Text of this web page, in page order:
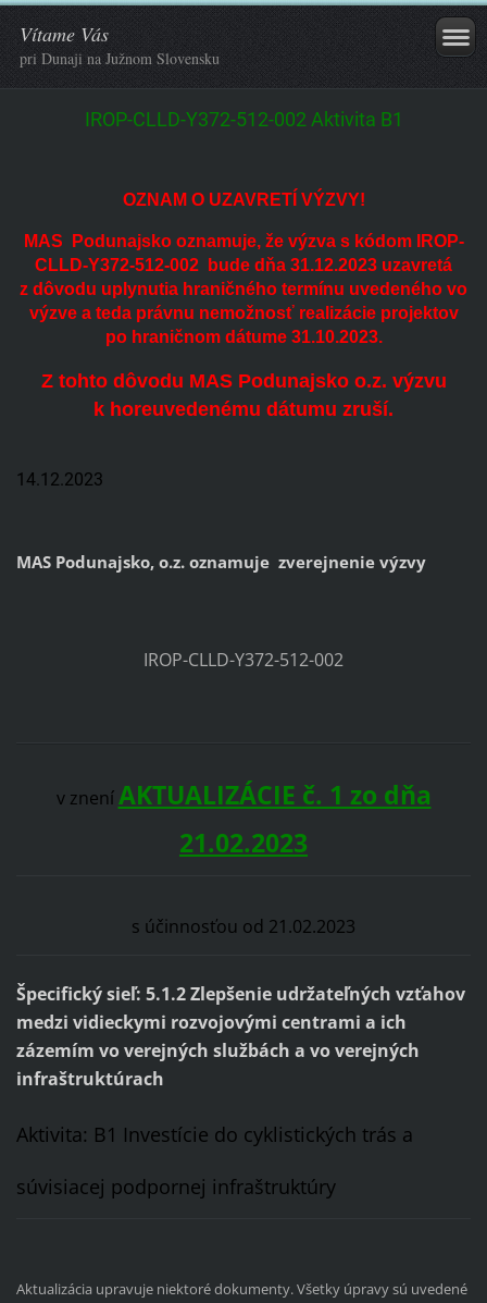
Vítame Vás
pri Dunaji na Južnom Slovensku
IROP-CLLD-Y372-512-002 Aktivita B1
OZNAM O UZAVRETÍ VÝZVY!
MAS Podunajsko oznamuje, že výzva s kódom IROP-
CLLD-Y372-512-002 bude dňa 31.12.2023 uzavretá
z dôvodu uplynutia hraničného termínu uvedeného vo
výzve a teda právnu nemožnosť realizácie projektov
po hraničnom dátume 31.10.2023.
Z tohto dôvodu MAS Podunajsko o.z. výzvu
k horeuvedenému dátumu zruší.
14.12.2023
MAS Podunajsko, o.z. oznamuje zverejnenie výzvy
IROP-CLLD-Y372-512-002
v znení AKTUALIZÁCIE č. 1 zo dňa
21.02.2023
s účinnosťou od 21.02.2023
Špecifický sieľ: 5.1.2 Zlepšenie udržateľných vzťahov
medzi vidieckymi rozvojovými centrami a ich
zázemím vo verejných službách a vo verejných
infraštruktúrach
Aktivita: B1 Investície do cyklistických trás a
súvisiacej podpornej infraštruktúry
Aktualizácia upravuje niektoré dokumenty. Všetky úpravy sú uvedené